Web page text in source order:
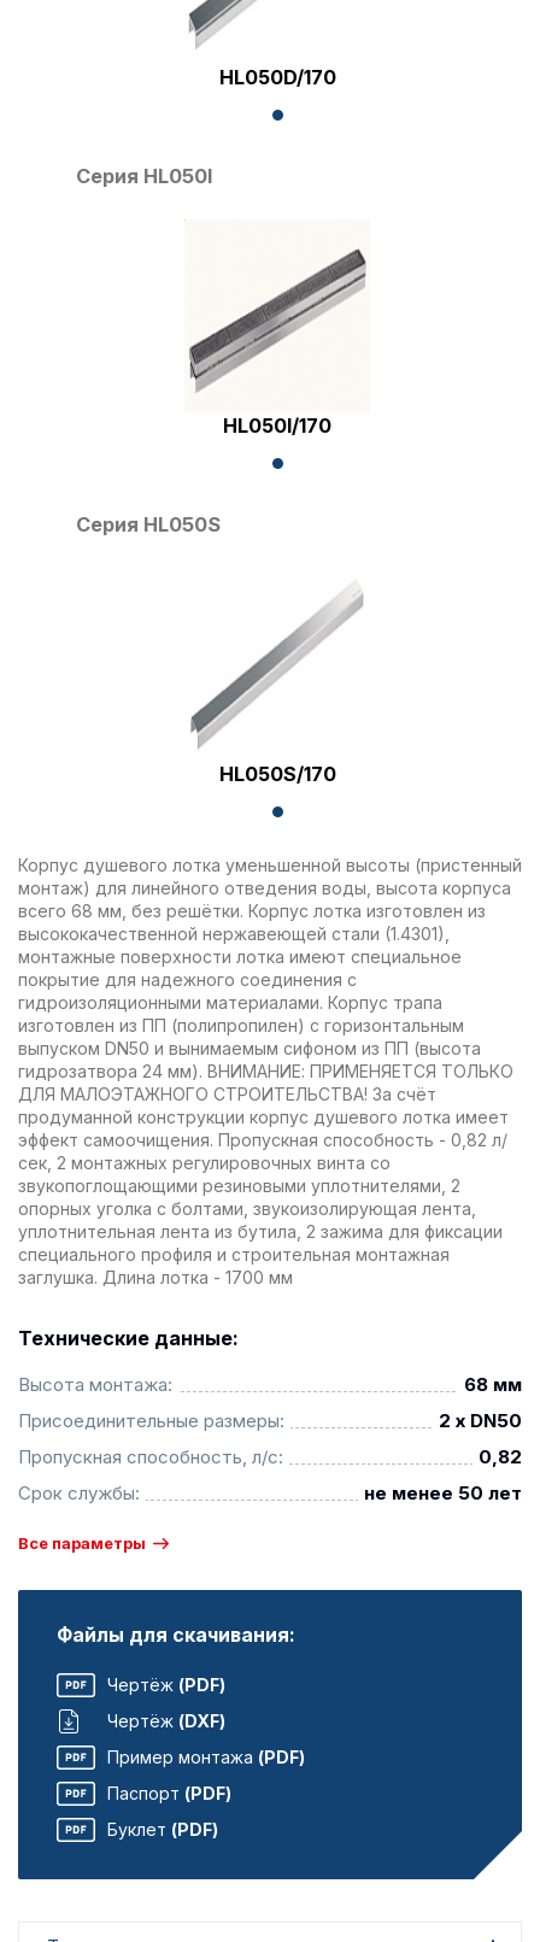
HL050D/170
Серия HL050I
HL050I/170
Серия HL050S
HL050S/170
Корпус душевого лотка уменьшенной высоты (пристенный
монтаж) для линейного отведения воды, высота корпуса
всего 68 мм, без решётки. Корпус лотка изготовлен из
высококачественной нержавеющей стали (1.4301),
монтажные поверхности лотка имеют специальное
покрытие для надежного соединения с
гидроизоляционными материалами. Корпус трапа
изготовлен из ПП (полипропилен) с горизонтальным
выпуском DN50 и вынимаемым сифоном из ПП (высота
гидрозатвора 24 мм). ВНИМАНИЕ: ПРИМЕНЯЕТСЯ ТОЛЬКО
ДЛЯ МАЛОЭТАЖНОГО СТРОИТЕЛЬСТВА! За счёт
продуманной конструкции корпус душевого лотка имеет
эффект самоочищения. Пропускная способность - 0,82 л/
сек, 2 монтажных регулировочных винта со
звукопоглощающими резиновыми уплотнителями, 2
опорных уголка с болтами, звукоизолирующая лента,
уплотнительная лента из бутила, 2 зажима для фиксации
специального профиля и строительная монтажная
заглушка. Длина лотка - 1700 мм
Технические данные:
Высота монтажа:
68 мм
Присоединительные размеры:
2 x DN50
Пропускная способность, л/с:
0,82
Срок службы:
не менее 50 лет
Все параметры
Файлы для скачивания:
Чертёж (PDF)
Чертёж (DXF)
Пример монтажа (PDF)
Паспорт (PDF)
Буклет (PDF)